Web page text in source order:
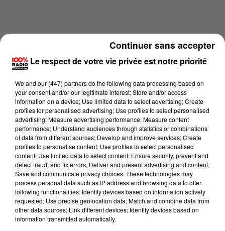
Lecture (1 min 13 sec)
100%
100% Radio l'agenda de l'Ariege
Le respect de votre vie privée est notre priorité
We and our (447) partnersdo the following data processing based on
your consent and/or our legitimate interest: Store and/or access
information on a device; Use limited data to select advertising; Create
profiles for personalised advertising; Use profiles to select personalised
advertising; Measure advertising performance; Measure content
performance; Understand audiences through statistics or combinations
of data from different sources; Develop and improve services; Create
profiles to personalise content; Use profiles to select personalised
content; Use limited data to select content; Ensure security, prevent and
detect fraud, and fix errors; Deliver and present advertising and content;
Save and communicate privacy choices. These technologies may
process personal data such as IP address and browsing data to offer
following functionalities: Identify devices based on information actively
requested; Use precise geolocation data; Match and combine data from
other data sources; Link different devices; Identify devices based on
information transmitted automatically.
Continuer sans accepter